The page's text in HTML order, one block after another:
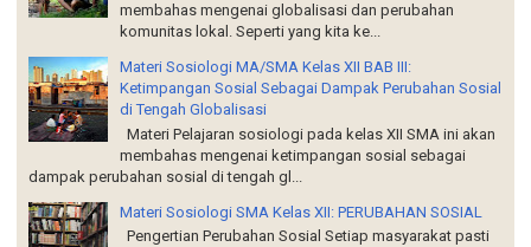
membahas mengenai globalisasi dan perubahan
komunitas lokal. Seperti yang kita ke...
Materi Sosiologi MA/SMA Kelas XII BAB III:
Ketimpangan Sosial Sebagai Dampak Perubahan Sosial
di Tengah Globalisasi
Materi Pelajaran sosiologi pada kelas XII SMA ini akan
membahas mengenai ketimpangan sosial sebagai
dampak perubahan sosial di tengah gl...
Materi Sosiologi SMA Kelas XII: PERUBAHAN SOSIAL
Pengertian Perubahan Sosial Setiap masyarakat pasti